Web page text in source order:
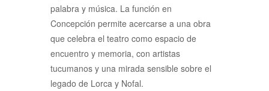
palabra y música. La función en
Concepción permite acercarse a una obra
que celebra el teatro como espacio de
encuentro y memoria, con artistas
tucumanos y una mirada sensible sobre el
legado de Lorca y Nofal.